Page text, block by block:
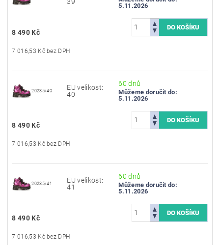
5.11.2026
8 490 Kč
7 016,53 Kč bez DPH
20235/40
EU velikost:
40
60 dnů
Můžeme doručit do:
5.11.2026
8 490 Kč
7 016,53 Kč bez DPH
20235/41
EU velikost:
41
60 dnů
Můžeme doručit do:
5.11.2026
8 490 Kč
7 016,53 Kč bez DPH